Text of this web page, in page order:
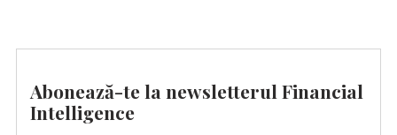
Abonează-te la newsletterul Financial
Intelligence